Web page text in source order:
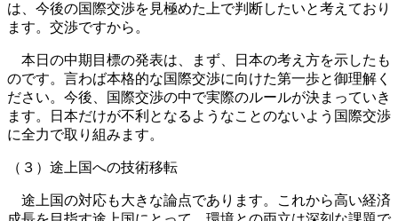
は、今後の国際交渉を見極めた上で判断したいと考えており
ます。交渉ですから。
本日の中期目標の発表は、まず、日本の考え方を示したも
のです。言わば本格的な国際交渉に向けた第一歩と御理解く
ださい。今後、国際交渉の中で実際のルールが決まっていき
ます。日本だけが不利となるようなことのないよう国際交渉
に全力で取り組みます。
（３）途上国への技術移転
途上国の対応も大きな論点であります。これから高い経済